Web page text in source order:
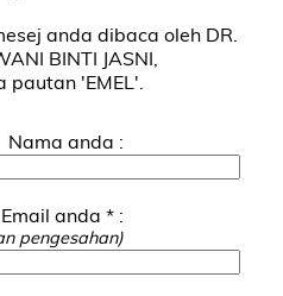
anda dibaca oleh DR.
BINTI JASNI,
pautan 'EMEL'.
Nama anda :
Email anda * :
pengesahan)